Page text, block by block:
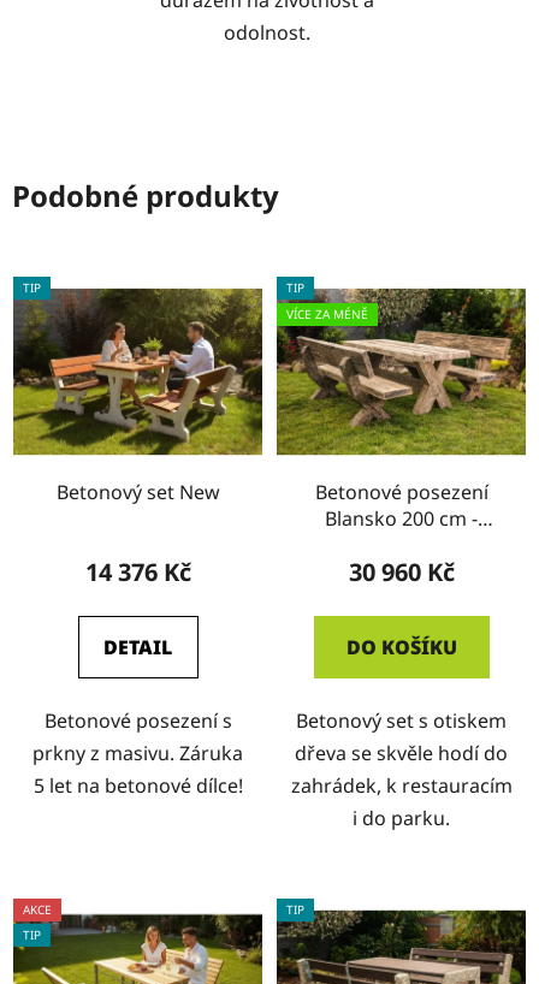
odolnost.
Podobné produkty
TIP
Betonový set New
14 376 Kč
DETAIL
Betonové posezení s
prkny z masivu. Záruka
5 let na betonové dílce!
TIP
VÍCE ZA MÉNĚ
Betonové posezení
Blansko 200 cm -
30 960 Kč
DO KOŠÍKU
Betonový set s otiskem
dřeva se skvěle hodí do
zahrádek, k restauracím
i do parku.
AKCE
TIP
TIP